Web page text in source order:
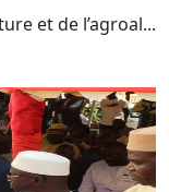
et de l’agroal...